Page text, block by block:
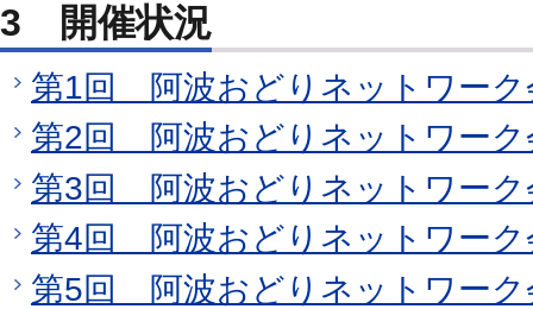
3 開催状況
第1回 阿波おどりネットワーク
第2回 阿波おどりネットワーク
第3回 阿波おどりネットワーク
第4回 阿波おどりネットワーク
第5回 阿波おどりネットワーク